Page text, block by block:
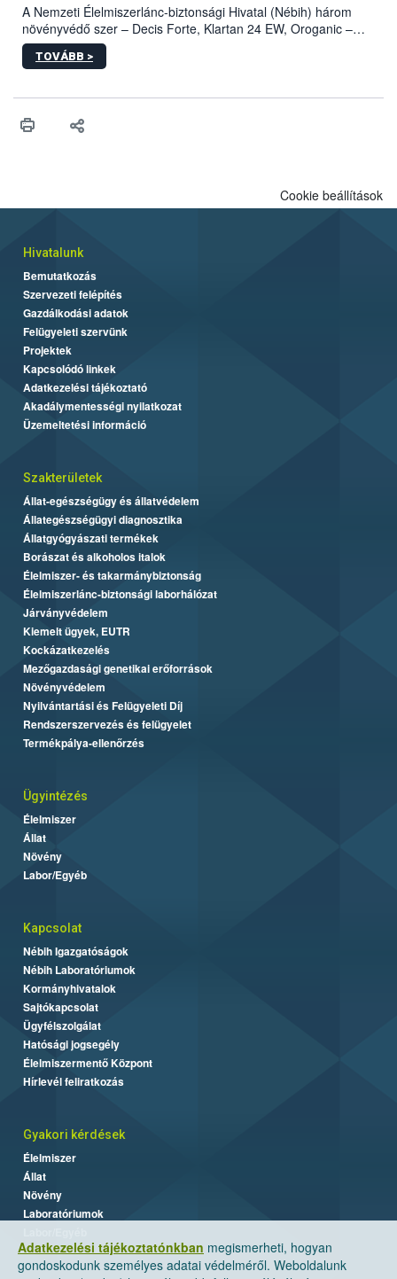
A Nemzeti Élelmiszerlánc-biztonsági Hivatal (Nébih) három
növényvédő szer – Decis Forte, Klartan 24 EW, Oroganic –
engedélyokiratát módosította, így azok a szüretet követően,
egészen a vesszőérettség (BBCH 91) stádiumáig
érésű szőlőkben is legyen lehetőség a károsító elleni további
felhasználók számára is elérhető és ökológiai termesztésben is
TOVÁBB >
Adatkezelési tájékoztatónkban megismerheti, hogyan
gondoskodunk személyes adatai védelméről. Weboldalunk
Cookie beállítások
Hivatalunk
Bemutatkozás
Szervezeti felépítés
Gazdálkodási adatok
Felügyeleti szervünk
Projektek
Kapcsolódó linkek
Adatkezelési tájékoztató
Akadálymentességi nyilatkozat
Üzemeltetési információ
Szakterületek
Állat-egészségügy és állatvédelem
Állategészségügyi diagnosztika
Állatgyógyászati termékek
Borászat és alkoholos italok
Élelmiszer- és takarmánybiztonság
Élelmiszerlánc-biztonsági laborhálózat
Járványvédelem
Kiemelt ügyek, EUTR
Kockázatkezelés
Mezőgazdasági genetikai erőforrások
Növényvédelem
Nyilvántartási és Felügyeleti Díj
Rendszerszervezés és felügyelet
Termékpálya-ellenőrzés
Ügyintézés
Élelmiszer
Állat
Növény
Labor/Egyéb
Kapcsolat
Nébih Igazgatóságok
Nébih Laboratóriumok
Kormányhivatalok
Sajtókapcsolat
Ügyfélszolgálat
Hatósági jogsegély
Élelmiszermentő Központ
Hírlevél feliratkozás
Gyakori kérdések
Élelmiszer
Állat
Növény
Laboratóriumok